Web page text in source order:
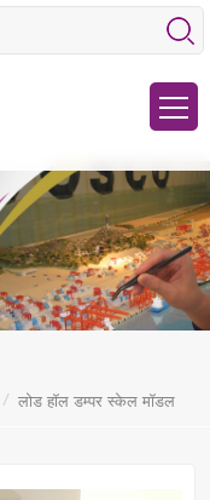
/ लोड हॉल डम्पर स्केल मॉडल